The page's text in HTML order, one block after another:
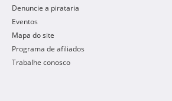
Denuncie a pirataria
Eventos
Mapa do site
Programa de afiliados
Trabalhe conosco